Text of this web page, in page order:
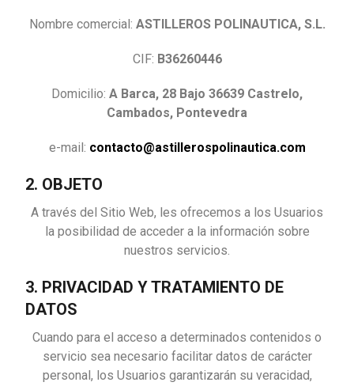
Nombre comercial: ASTILLEROS POLINAUTICA, S.L.
CIF: B36260446
Domicilio: A Barca, 28 Bajo 36639 Castrelo,
Cambados, Pontevedra
e-mail: contacto@astillerospolinautica.com
2. OBJETO
A través del Sitio Web, les ofrecemos a los Usuarios
la posibilidad de acceder a la información sobre
nuestros servicios.
3. PRIVACIDAD Y TRATAMIENTO DE
DATOS
Cuando para el acceso a determinados contenidos o
servicio sea necesario facilitar datos de carácter
personal, los Usuarios garantizarán su veracidad,